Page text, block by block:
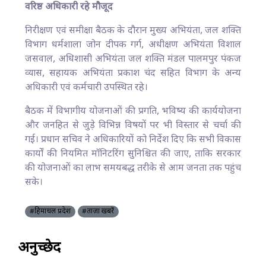
वरिष्ठ अधिकारी रहे मौजूद
निरीक्षण एवं समीक्षा बैठक के दौरान मुख्य अभियंता, जल शक्ति
विभाग धर्मशाला जोन दीपक गर्ग, अधीक्षण अभियंता विशाल
जसवाल, अधिशासी अभियंता जल शक्ति मंडल पालमपुर पंकज
व्यास, सहायक अभियंता प्रकाश चंद सहित विभाग के अन्य
अधिकारी एवं कर्मचारी उपस्थित रहे।
बैठक में विभागीय योजनाओं की प्रगति, भविष्य की कार्ययोजना
और जनहित से जुड़े विभिन्न विषयों पर भी विस्तार से चर्चा की
गई। प्रधान सचिव ने अधिकारियों को निर्देश दिए कि सभी विकास
कार्यों की नियमित मॉनिटरिंग सुनिश्चित की जाए, ताकि सरकार
की योजनाओं का लाभ समयबद्ध तरीके से आम जनता तक पहुंच
सके।
#हिमाचल प्रदेश #ताज़ा खबरें
अनुच्छेद